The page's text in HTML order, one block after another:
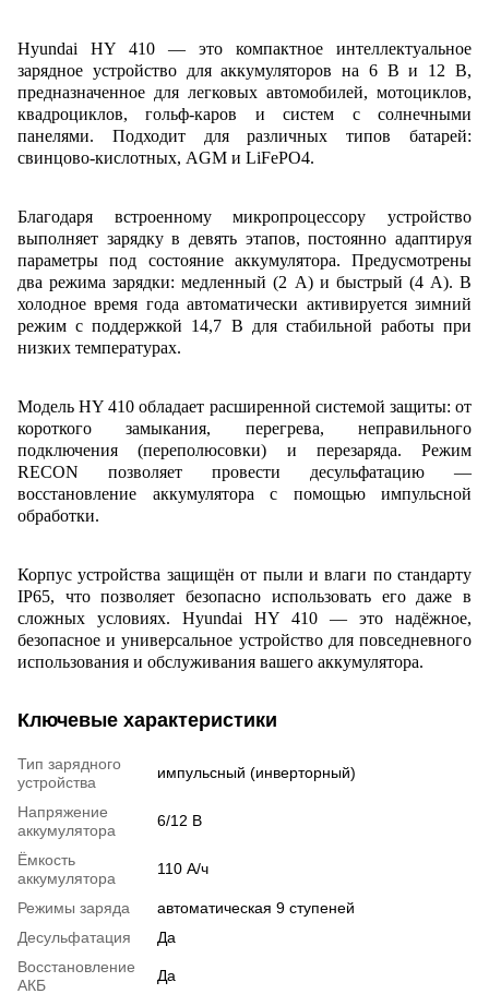
Hyundai HY 410 — это компактное интеллектуальное
зарядное устройство для аккумуляторов на 6 В и 12 В,
предназначенное для легковых автомобилей, мотоциклов,
квадроциклов, гольф-каров и систем с солнечными
панелями. Подходит для различных типов батарей:
свинцово-кислотных, AGM и LiFePO4.
Благодаря встроенному микропроцессору устройство
выполняет зарядку в девять этапов, постоянно адаптируя
параметры под состояние аккумулятора. Предусмотрены
два режима зарядки: медленный (2 А) и быстрый (4 А). В
холодное время года автоматически активируется зимний
режим с поддержкой 14,7 В для стабильной работы при
низких температурах.
Модель HY 410 обладает расширенной системой защиты: от
короткого замыкания, перегрева, неправильного
подключения (переполюсовки) и перезаряда. Режим
RECON позволяет провести десульфатацию —
восстановление аккумулятора с помощью импульсной
обработки.
Корпус устройства защищён от пыли и влаги по стандарту
IP65, что позволяет безопасно использовать его даже в
сложных условиях. Hyundai HY 410 — это надёжное,
безопасное и универсальное устройство для повседневного
использования и обслуживания вашего аккумулятора.
Ключевые характеристики
Тип зарядного
устройства
импульсный (инверторный)
Напряжение
аккумулятора
6/12 В
Ёмкость
аккумулятора
110 А/ч
Режимы заряда
автоматическая 9 ступеней
Десульфатация
Да
Восстановление
АКБ
Да